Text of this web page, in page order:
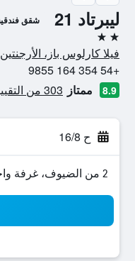
ليبرتاد 21 شقق
2 نجمتين
فيلا كارلوس باز، الأرجنتين
+54 354 164 9855
8.9 ممتاز 303 من التقييمات تم التحقق منها
ح 16/8
2 من الضيوف، غرفة واحدة